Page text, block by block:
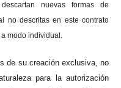
nuevas formas de
no descritas en este contrato
modo individual.
de su creación exclusiva, no
para la autorización